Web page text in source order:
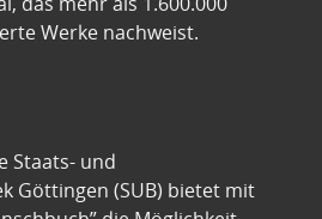
Werke nachweist.
Staats- und
Göttingen (SUB) bietet mit